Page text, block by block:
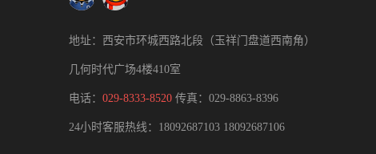
地址：西安市环城西路北段（玉祥门盘道西南角）
几何时代广场4楼410室
电话： 029-8333-8520 传真：029-8863-8396
24小时客服热线： 18092687103 18092687106